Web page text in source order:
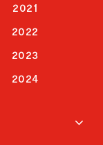
2021
2022
2023
2024